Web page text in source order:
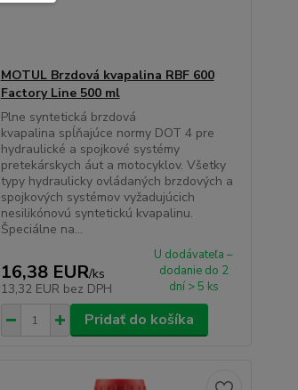
MOTUL Brzdová kvapalina RBF 600
Factory Line 500 ml
Plne syntetická brzdová
kvapalina spĺňajúce normy DOT 4 pre
hydraulické a spojkové systémy
pretekárskych áut a motocyklov. Všetky
typy hydraulicky ovládaných brzdových a
spojkových systémov vyžadujúcich
nesilikónovú syntetickú kvapalinu.
Špeciálne na...
16,38 EUR/ks
13,32 EUR bez DPH
U dodávateľa –
dodanie do 2
dní > 5 ks
Pridať do košíka